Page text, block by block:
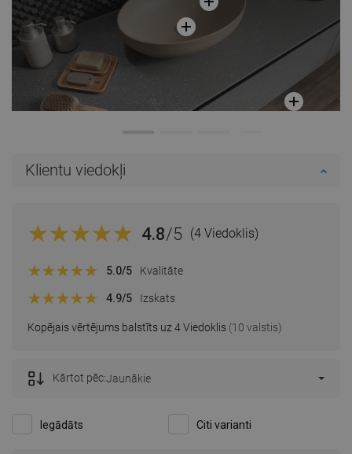
Klientu viedokļi
4.8/5 (4 Viedoklis)
Kopējais vērtējums balstīts uz 4 Viedoklis (10 valstis)
5.0/5 Kvalitāte
4.9/5 Izskats
Iegādāts Citi varianti
Kārtot pēc:Jaunākie